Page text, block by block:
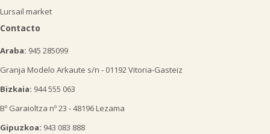
Lursail market
Contacto
Araba: 945 285099
Granja Modelo Arkaute s/n - 01192 Vitoria-Gasteiz
Bizkaia: 944 555 063
Bº Garaioltza nº 23 - 48196 Lezama
Gipuzkoa: 943 083 888